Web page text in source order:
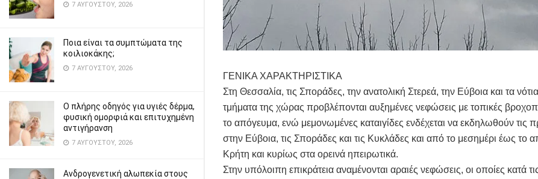
7 ΑΥΓΟΎΣΤΟΥ, 2026
Ποια είναι τα συμπτώματα της
κοιλιοκάκης;
7 ΑΥΓΟΎΣΤΟΥ, 2026
Ο πλήρης οδηγός για υγιές δέρμα,
φυσική ομορφιά και επιτυχημένη
αντιγήρανση
7 ΑΥΓΟΎΣΤΟΥ, 2026
Ανδρογενετική αλωπεκία στους
ΓΕΝΙΚΑ ΧΑΡΑΚΤΗΡΙΣΤΙΚΑ
Στη Θεσσαλία, τις Σποράδες, την ανατολική Στερεά, την Εύβοια και τα
τμήματα της χώρας προβλέπονται αυξημένες νεφώσεις με τοπικές
το απόγευμα, ενώ μεμονωμένες καταιγίδες ενδέχεται να εκδηλωθούν τις
στην Εύβοια, τις Σποράδες και τις Κυκλάδες και από το μεσημέρι έως το
Κρήτη και κυρίως στα ορεινά ηπειρωτικά.
Στην υπόλοιπη επικράτεια αναμένονται αραιές νεφώσεις, οι οποίες κατά